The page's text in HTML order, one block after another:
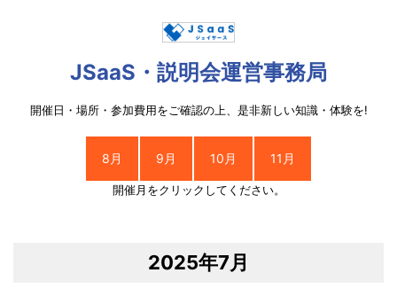
JSaaS・説明会運営事務局
開催日・場所・参加費用をご確認の上、是非新しい知識・体験を!
8月 9月 10月 11月
開催月をクリックしてください。
2025年7月